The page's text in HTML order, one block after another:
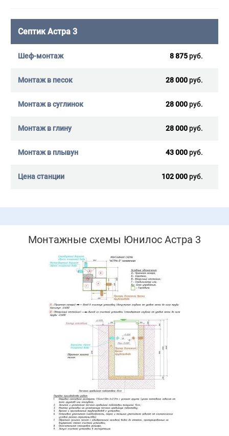
Септик Астра 3
8 875руб.
28 000руб.
28 000руб.
28 000руб.
43 000руб.
102 000руб.
Монтажные схемы Юнилос Астра 3